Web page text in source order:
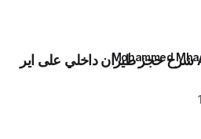
AIR ASIA شرح حجز طيران داخلي على اير